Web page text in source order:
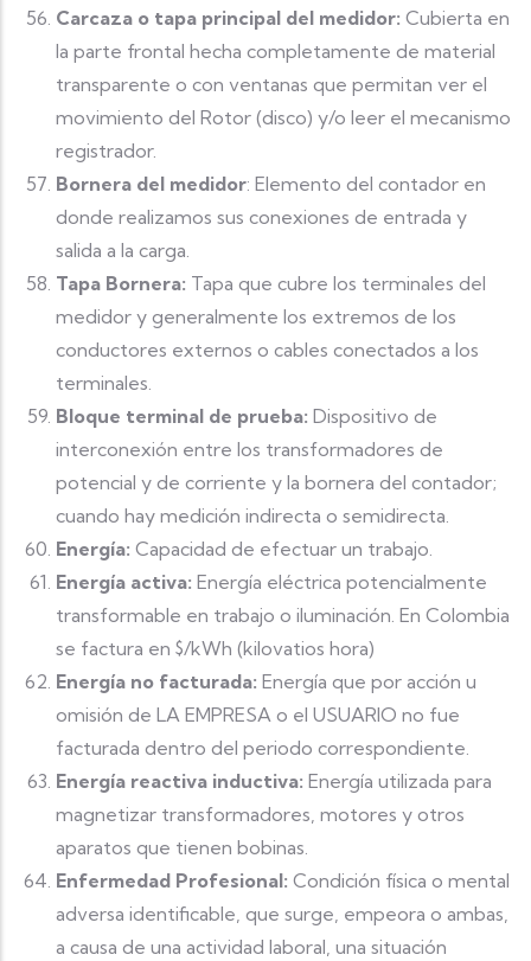
Carcaza o tapa principal del medidor: Cubierta en
la parte frontal hecha completamente de material
transparente o con ventanas que permitan ver el
movimiento del Rotor (disco) y/o leer el mecanismo
registrador.
Bornera del medidor: Elemento del contador en
donde realizamos sus conexiones de entrada y
salida a la carga.
Tapa Bornera: Tapa que cubre los terminales del
medidor y generalmente los extremos de los
conductores externos o cables conectados a los
terminales.
Bloque terminal de prueba: Dispositivo de
interconexión entre los transformadores de
potencial y de corriente y la bornera del contador;
cuando hay medición indirecta o semidirecta.
Energía: Capacidad de efectuar un trabajo.
Energía activa: Energía eléctrica potencialmente
transformable en trabajo o iluminación. En Colombia
se factura en $/kWh (kilovatios hora)
Energía no facturada: Energía que por acción u
omisión de LA EMPRESA o el USUARIO no fue
facturada dentro del periodo correspondiente.
Energía reactiva inductiva: Energía utilizada para
magnetizar transformadores, motores y otros
aparatos que tienen bobinas.
Enfermedad Profesional: Condición física o mental
adversa identificable, que surge, empeora o ambas,
a causa de una actividad laboral, una situación